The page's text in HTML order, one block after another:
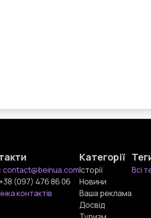
contact@beinua.com
+38 (097) 476 86 06
контактів
Категорії
Історії
Новини
Ваша реклама
Досвід
Всі